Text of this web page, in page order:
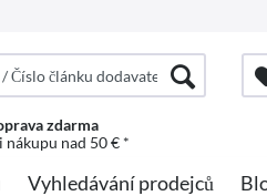
zdarma
nákupu nad 50 € *
Vyhledávání prodejců